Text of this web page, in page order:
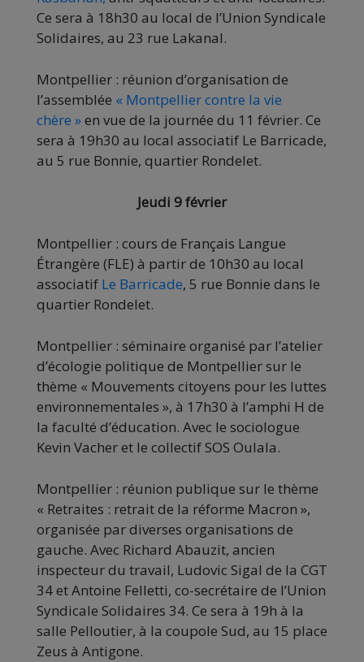
Ce sera à 18h30 au local de l’Union Syndicale
Solidaires, au 23 rue Lakanal.
Montpellier : réunion d’organisation de
l’assemblée « Montpellier contre la vie
chère »en vue de la journée du 11 février. Ce
sera à 19h30 au local associatif Le Barricade,
au 5 rue Bonnie, quartier Rondelet.
Jeudi 9 février
Montpellier : cours de Français Langue
Étrangère (FLE) à partir de 10h30 au local
associatif Le Barricade, 5 rue Bonnie dans le
quartier Rondelet.
Montpellier : séminaire organisé par l’atelier
d’écologie politique de Montpellier sur le
thème « Mouvements citoyens pour les luttes
environnementales », à 17h30 à l’amphi H de
la faculté d’éducation. Avec le sociologue
Kevin Vacher et le collectif SOS Oulala.
Montpellier : réunion publique sur le thème
« Retraites : retrait de la réforme Macron »,
organisée par diverses organisations de
gauche. Avec Richard Abauzit, ancien
inspecteur du travail, Ludovic Sigal de la CGT
34 et Antoine Felletti, co-secrétaire de l’Union
Syndicale Solidaires 34. Ce sera à 19h à la
salle Pelloutier, à la coupole Sud, au 15 place
Zeus à Antigone.